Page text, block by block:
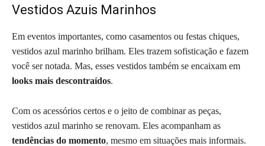
Vestidos Azuis Marinhos
Em eventos importantes, como casamentos ou festas chiques,
vestidos azul marinho brilham. Eles trazem sofisticação e fazem
você ser notada. Mas, esses vestidos também se encaixam em
looks mais descontraídos.
Com os acessórios certos e o jeito de combinar as peças,
vestidos azul marinho se renovam. Eles acompanham as
tendências do momento, mesmo em situações mais informais.